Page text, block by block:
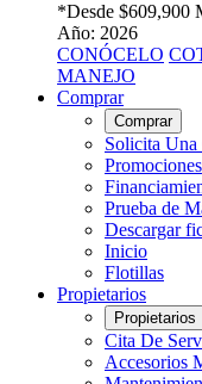
*Desde $609,900
Año: 2026
CONÓCELO
MANEJO
Comprar
Comprar
Solicita Una
Promociones
Prueba de
Descargar
Inicio
Flotillas
Propietarios
Propietarios
Cita De
Accesorios